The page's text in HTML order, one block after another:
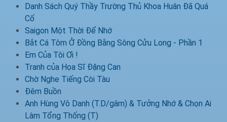
Danh Sách Quý Thầy Trường Thủ Khoa Huân Đã Quá
Cố
Saigon Một Thời Để Nhớ
Bắt Cá Tôm Ở Đồng Bằng Sông Cửu Long - Phần 1
Em Của Tôi Ơi !
Tranh của Họa Sĩ Đặng Can
Chờ Nghe Tiếng Còi Tàu
Đêm Buồn
Anh Hùng Vô Danh (T.D/gâm) & Tưởng Nhớ & Chọn Ai
Làm Tổng Thống (T)